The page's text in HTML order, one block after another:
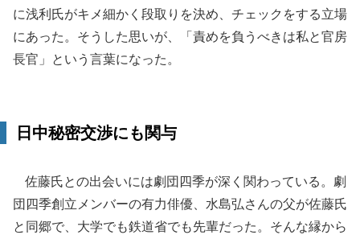
に浅利氏がキメ細かく段取りを決め、チェックをする立場
にあった。そうした思いが、「責めを負うべきは私と官房
長官」という言葉になった。
日中秘密交渉にも関与
佐藤氏との出会いには劇団四季が深く関わっている。劇
団四季創立メンバーの有力俳優、水島弘さんの父が佐藤氏
と同郷で、大学でも鉄道省でも先輩だった。そんな縁から